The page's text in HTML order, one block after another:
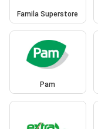
Famila Superstore
Pam